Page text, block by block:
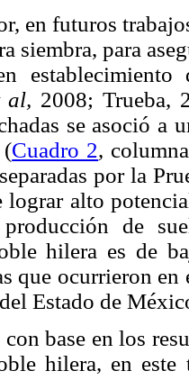
en futuros
siembra, para
establecimiento
al, 2008; Trueba,
se asoció a
(Cuadro 2,
por la
lograr alto
de
hilera es de
que ocurrieron
Estado de
con base en los
hilera, en